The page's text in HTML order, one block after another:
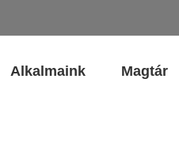
Alkalmaink Magtár